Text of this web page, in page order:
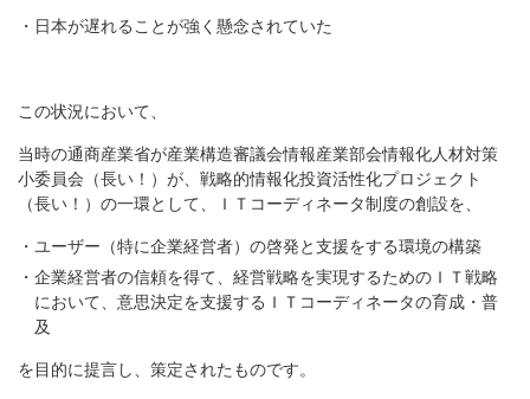
・日本が遅れることが強く懸念されていた
この状況において、
当時の通商産業省が産業構造審議会情報産業部会情報化人材対策
小委員会（長い！）が、戦略的情報化投資活性化プロジェクト
（長い！）の一環として、ＩＴコーディネータ制度の創設を、
ユーザー（特に企業経営者）の啓発と支援をする環境の構築
企業経営者の信頼を得て、経営戦略を実現するためのＩＴ戦略
において、意思決定を支援するＩＴコーディネータの育成・普
及
を目的に提言し、策定されたものです。